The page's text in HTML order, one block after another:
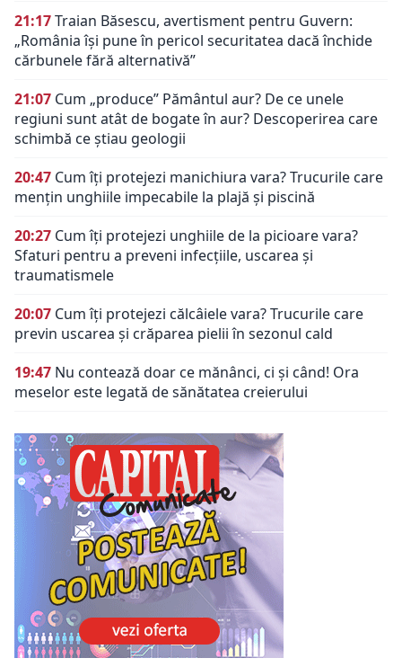
21:17Traian Băsescu, avertisment pentru Guvern:
„România își pune în pericol securitatea dacă închide
cărbunele fără alternativă”
21:07 Cum „produce” Pământul aur? De ce unele
regiuni sunt atât de bogate în aur? Descoperirea care
schimbă ce știau geologii
20:47 Cum îți protejezi manichiura vara? Trucurile care
mențin unghiile impecabile la plajă și piscină
20:27 Cum îți protejezi unghiile de la picioare vara?
Sfaturi pentru a preveni infecțiile, uscarea și
traumatismele
20:07 Cum îți protejezi călcâiele vara? Trucurile care
previn uscarea și crăparea pielii în sezonul cald
19:47 Nu contează doar ce mănânci, ci și când! Ora
meselor este legată de sănătatea creierului